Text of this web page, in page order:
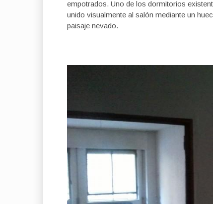
empotrados. Uno de los dormitorios
unido visualmente al salón mediante un
paisaje nevado.